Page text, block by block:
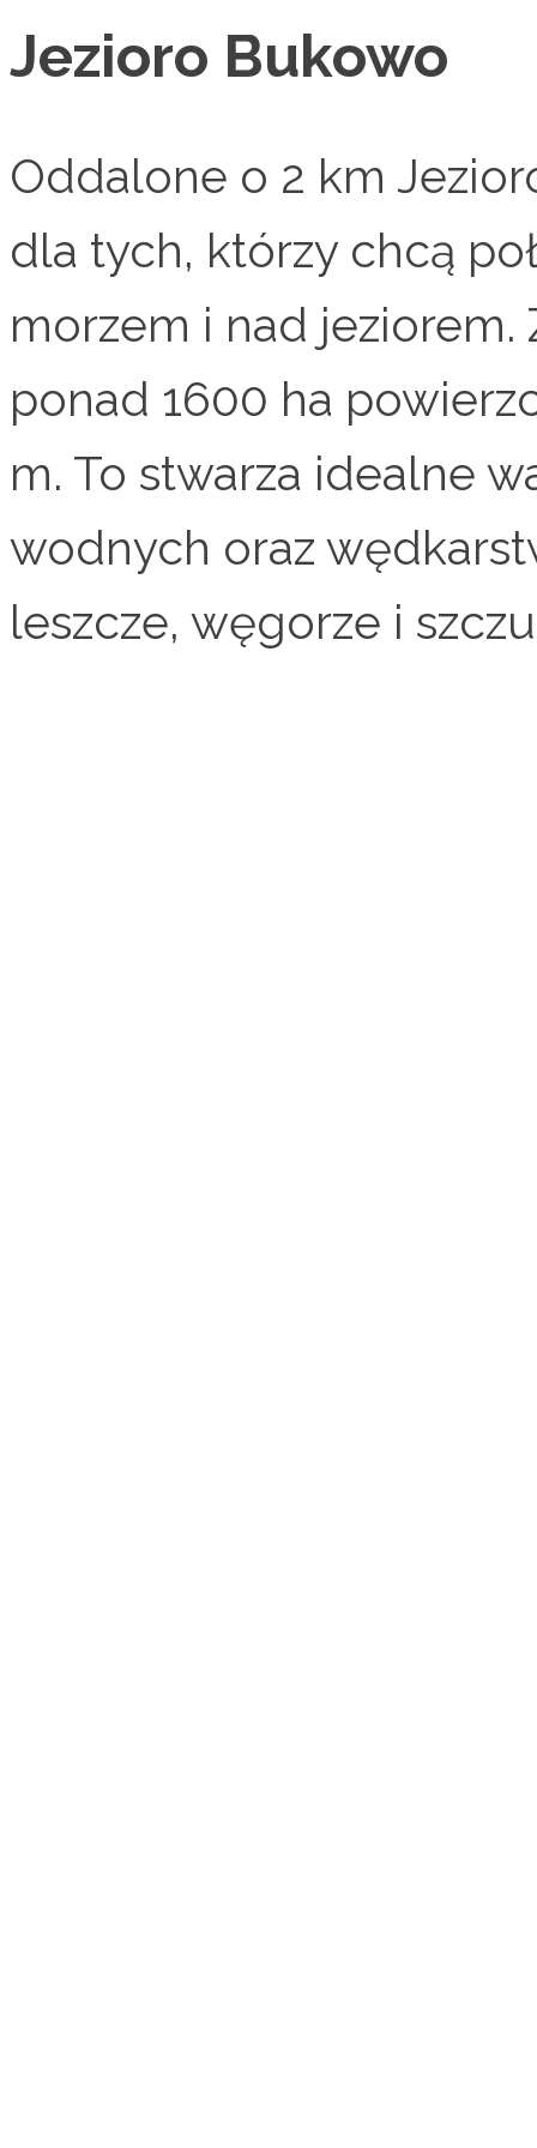
Jezioro Bukowo
Oddalone o 2 km
dla tych, którzy chcą
morzem i nad
ponad 1600 ha
m. To stwarza idealne
wodnych oraz
leszcze, węgorze i